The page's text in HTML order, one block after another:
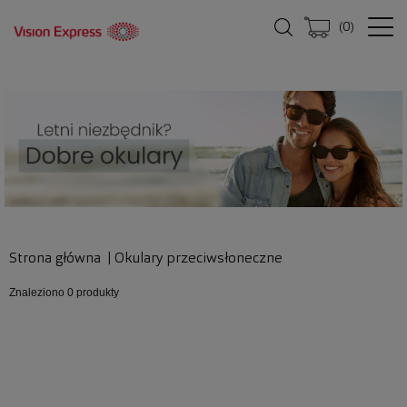
(0)
Strona główna Okulary przeciwsłoneczne
Znaleziono 0 produkty